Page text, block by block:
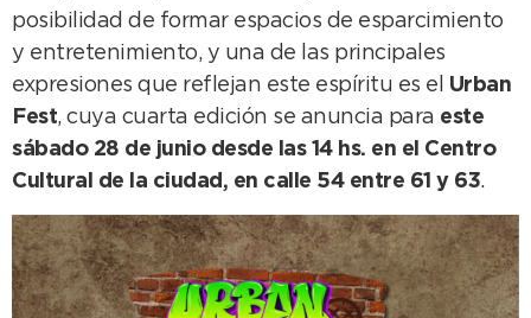
posibilidad de formar espacios de esparcimiento
y entretenimiento, y una de las principales
expresiones que reflejan este espíritu es el Urban
Fest, cuya cuarta edición se anuncia para este
sábado 28 de junio desde las 14 hs. en el Centro
Cultural de la ciudad, en calle 54 entre 61 y 63.